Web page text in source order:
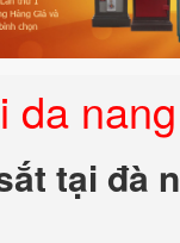
da nang
tại đà